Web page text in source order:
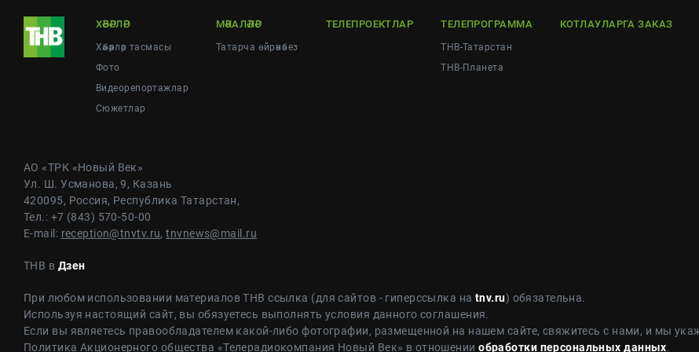
ХӘБӘРЛӘР
Хәбәрләр тасмасы
Фото
Видеорепортажлар
Cюжетлар
МӘКАЛӘЛӘР
Татарча өйрәнәбез
ТЕЛЕПРОЕКТЛАР ТЕЛЕПРОГРАММА
ТНВ-Татарстан
ТНВ-Планета
КОТЛАУЛАРГА ЗАКАЗ
АО «ТРК «Новый Век»
Ул. Ш. Усманова, 9, Казань
420095, Россия, Республика Татарстан,
Тел.: +7 (843) 570-50-00
E-mail: reception@tnvtv.ru,tnvnews@mail.ru
ТНВ в Дзен
При любом использовании материалов ТНВ ссылка (для сайтов - гиперссылка на tnv.ru) обязательна.
Используя настоящий сайт, вы обязуетесь выполнять условия данного соглашения.
Если вы являетесь правообладателем какой-либо фотографии, размещенной на нашем сайте, свяжитесь с нами, и мы
Политика Акционерного общества «Телерадиокомпания Новый Век» в отношенииобработки персональных данных.